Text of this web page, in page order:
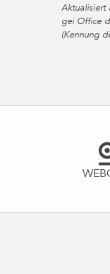
Aktualisiert
gei Office
(Kennung